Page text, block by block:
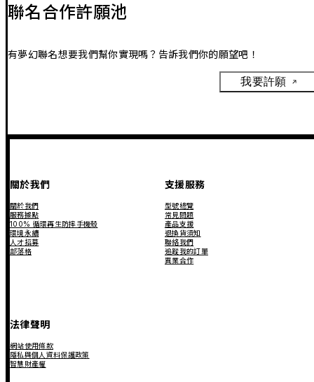
聯名合作許願池
有夢幻聯名想要我們幫你實現嗎？告訴我們你的願望吧！
我要許願
關於我們
關於我們
服務據點
100% 循環再生防摔手機殼
環境永續
人才招募
部落格
支援服務
型號總覽
常見問題
產品支援
退換貨須知
聯絡我們
追蹤我的訂單
異業合作
法律聲明
網站使用條款
隱私與個人資料保護政策
智慧財產權